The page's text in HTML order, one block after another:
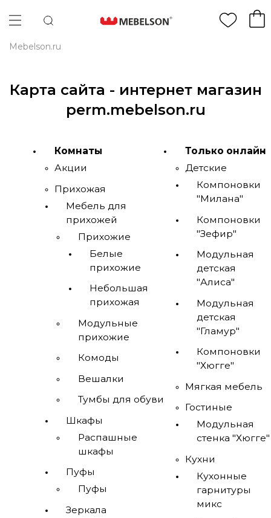
Mebelson.ru
Карта сайта - интернет магазин
perm.mebelson.ru
Комнаты
Акции
Прихожая
Мебель для
прихожей
Прихожие
Белые
прихожие
Небольшая
прихожая
Модульные
прихожие
Комоды
Вешалки
Тумбы для обуви
Шкафы
Распашные
шкафы
Пуфы
Пуфы
Зеркала
Только онлайн
Детские
Компоновки
"Милана"
Компоновки
"Зефир"
Модульная
детская
"Алиса"
Модульная
детская
"Гламур"
Компоновки
"Хюгге"
Мягкая мебель
Гостиные
Модульная
стенка "Хюгге"
Кухни
Кухонные
гарнитуры
микс